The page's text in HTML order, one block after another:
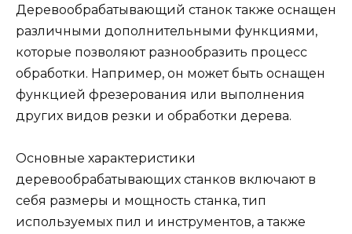
Деревообрабатывающий станок также оснащен
различными дополнительными функциями,
которые позволяют разнообразить процесс
обработки. Например, он может быть оснащен
функцией фрезерования или выполнения
других видов резки и обработки дерева.
Основные характеристики
деревообрабатывающих станков включают в
себя размеры и мощность станка, тип
используемых пил и инструментов, а также